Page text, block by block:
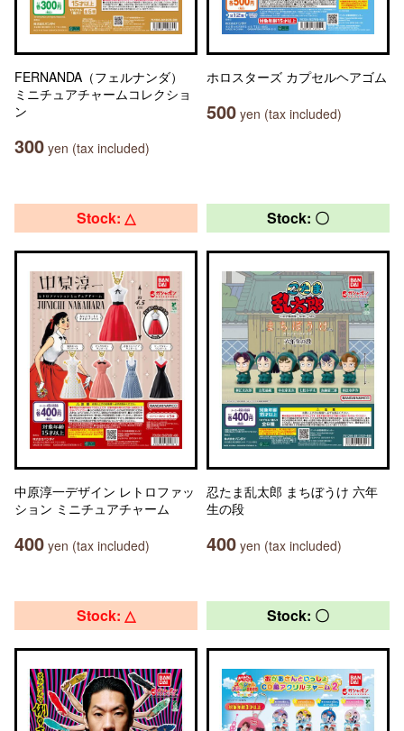
FERNANDA（フェルナンダ）
ミニチュアチャームコレクショ
ン
300 yen (tax included)
ホロスターズ カプセルヘアゴム
500 yen (tax included)
Stock: △
中原淳一デザイン レトロファッ
ション ミニチュアチャーム
400 yen (tax included)
Stock: 〇
忍たま乱太郎 まちぼうけ 六年
生の段
400 yen (tax included)
Stock: △ Stock: 〇